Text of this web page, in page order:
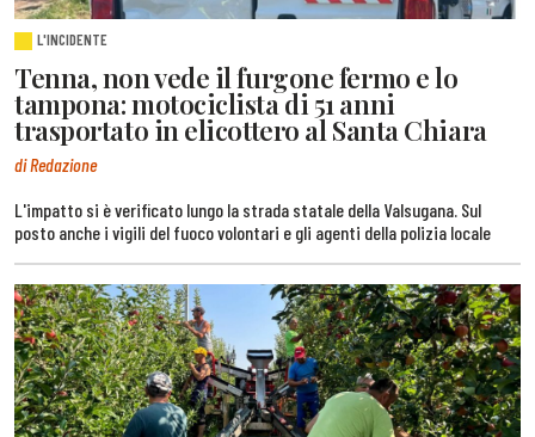
L'INCIDENTE
Tenna, non vede il furgone fermo e lo
tampona: motociclista di 51 anni
trasportato in elicottero al Santa Chiara
di Redazione
L'impatto si è verificato lungo la strada statale della Valsugana. Sul
posto anche i vigili del fuoco volontari e gli agenti della polizia locale